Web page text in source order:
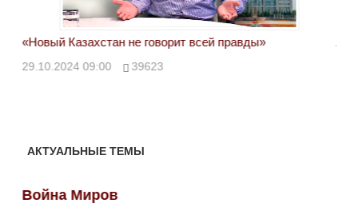
«Новый Казахстан не говорит всей правды»
29.10.2024 09:00 39623
АКТУАЛЬНЫЕ ТЕМЫ
Война Миров